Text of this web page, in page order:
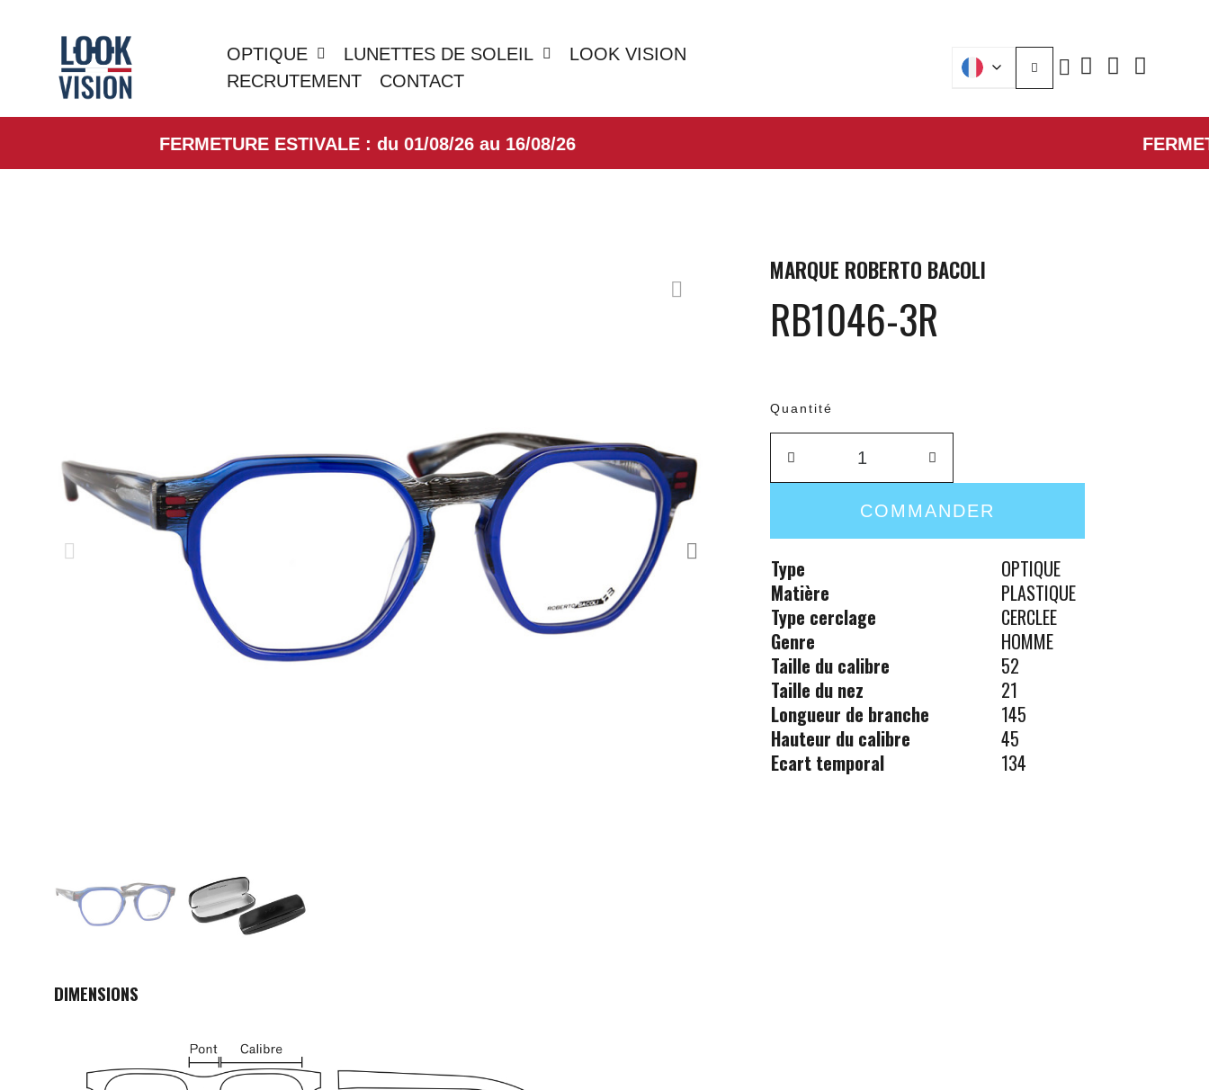
OPTIQUE LUNETTES DE SOLEIL
LOOK VISION
RECRUTEMENT
CONTACT
FERMETURE ESTIVALE : du 01/08/26 au 16/08/26
DIMENSIONS
MARQUE ROBERTO BACOLI
RB1046-3R
Quantité
COMMANDER
Type
OPTIQUE
Matière
PLASTIQUE
Type cerclage
CERCLEE
Genre
HOMME
Taille du calibre
52
Taille du nez
21
Longueur de branche
145
Hauteur du calibre
45
Ecart temporal
134